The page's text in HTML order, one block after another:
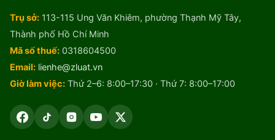
Trụ sở: 113-115 Ung Văn Khiêm, phường Thạnh Mỹ Tây,
Thành phố Hồ Chí Minh
Mã số thuế: 0318604500
Email: lienhe@zluat.vn
Giờ làm việc: Thứ 2–6: 8:00–17:30 · Thứ 7: 8:00–17:00